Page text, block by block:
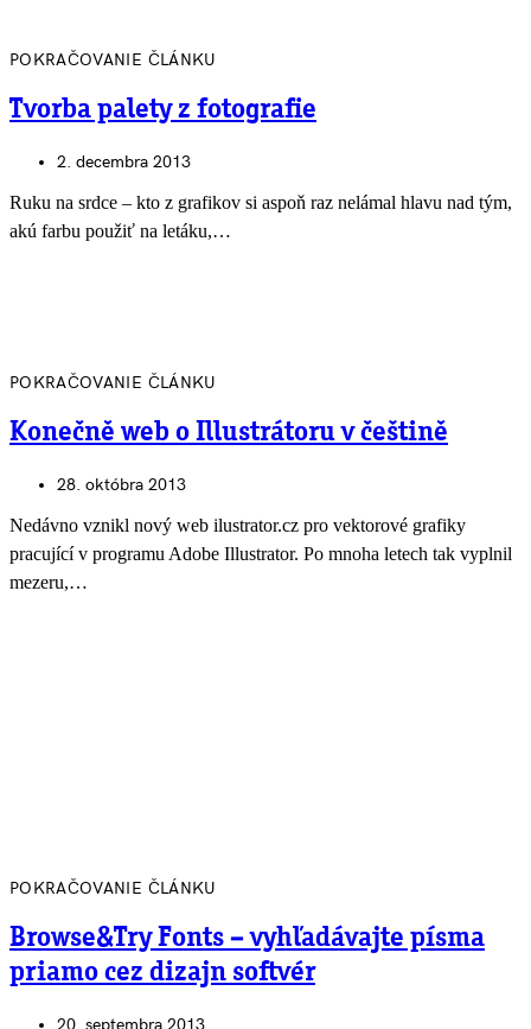
POKRAČOVANIE ČLÁNKU
Tvorba palety z fotografie
2. decembra 2013
Ruku na srdce – kto z grafikov si aspoň raz nelámal hlavu nad tým,
akú farbu použiť na letáku,…
POKRAČOVANIE ČLÁNKU
Konečně web o Illustrátoru v češtině
28. októbra 2013
Nedávno vznikl nový web ilustrator.cz pro vektorové grafiky
pracující v programu Adobe Illustrator. Po mnoha letech tak vyplnil
mezeru,…
POKRAČOVANIE ČLÁNKU
Browse&Try Fonts – vyhľadávajte písma
priamo cez dizajn softvér
20. septembra 2013